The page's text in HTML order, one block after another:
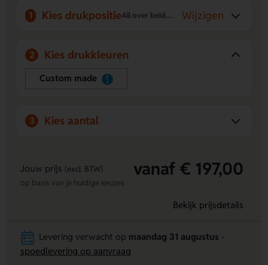
leverbaar met badge. Bestel snel of vraag een offerte aan.
veiligheidssluiting en buckle
Veiligheidssluiting:
verkleint de kans op letsel.
Flexibele uitvoering:
Keuze uit clips, breedtes en een
optionele badge.
1 Kies drukpositie All over beide zijden Wijzigen
2 Kies drukkleuren
Custom made
3 Kies aantal
Jouw prijs (excl. BTW) vanaf € 197,00
op basis van je huidige keuzes
Bekijk prijsdetails
Levering verwacht op maandag 31 augustus
spoedlevering op aanvraag